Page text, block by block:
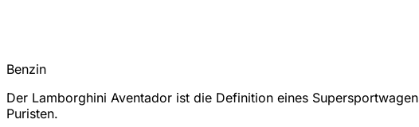
Benzin
Der Lamborghini Aventador ist die Definition eines
Puristen.